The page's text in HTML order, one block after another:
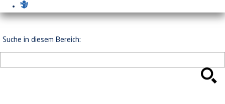
Suche in diesem Bereich: